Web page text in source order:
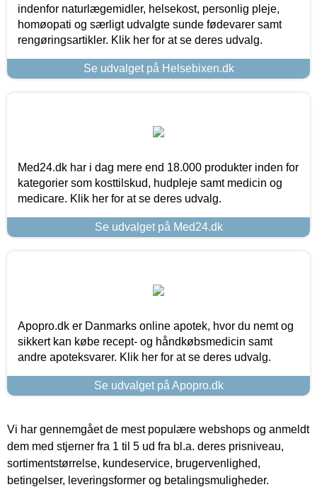
indenfor naturlægemidler, helsekost, personlig pleje,
homøopati og særligt udvalgte sunde fødevarer samt
rengøringsartikler. Klik her for at se deres udvalg.
Se udvalget på Helsebixen.dk
Med24.dk har i dag mere end 18.000 produkter inden for
kategorier som kosttilskud, hudpleje samt medicin og
medicare. Klik her for at se deres udvalg.
Se udvalget på Med24.dk
Apopro.dk er Danmarks online apotek, hvor du nemt og
sikkert kan købe recept- og håndkøbsmedicin samt
andre apoteksvarer. Klik her for at se deres udvalg.
Se udvalget på Apopro.dk
Vi har gennemgået de mest populære webshops og anmeldt
dem med stjerner fra 1 til 5 ud fra bl.a. deres prisniveau,
sortimentstørrelse, kundeservice, brugervenlighed,
betingelser, leveringsformer og betalingsmuligheder.